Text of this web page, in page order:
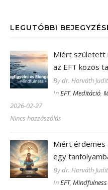
LEGUTÓBBI
Miért született
az EFT közös
By dr. Horváth Judit
InEFT,Meditáció,
2026-02-27
Nincs hozzászólás
Miért érdemes
egy
By dr. Horváth Judit
InEFT,Mindfulness